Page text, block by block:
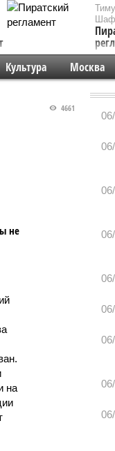
Культура Москва
4661
не
на